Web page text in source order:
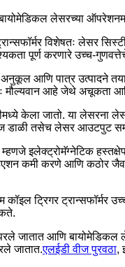
लेसरच्या
विशेषतः
पूर्ण करणारे उच्च-
अनुकूल आणि पात्र उत्पादने
आहे जेथे अचूकता आणि
केला जातो. या
डाळी तसेच लेसर
इलेक्ट्रोमॅग्नेटिक
कमी करणे आणि कठोर जैव
ट्रिगर ट्रान्सफॉर्मर
जातात आणि बायोमेडिकल
जातात.एलईडी वीज पुरवठा,